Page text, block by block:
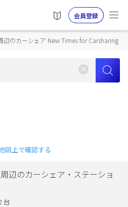
会員登録
辺のカーシェア New Times for Carsharing
図上で確認する
辺のカーシェア・ステーショ
台